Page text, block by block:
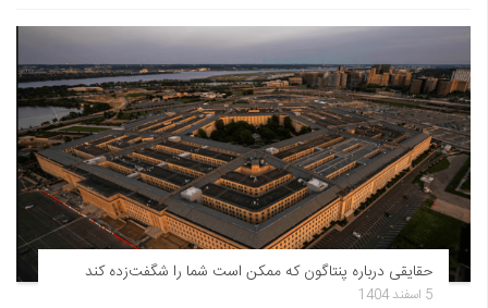
حقایقی درباره پنتاگون که ممکن است شما را شگفت‌زده کند
5 اسفند 1404